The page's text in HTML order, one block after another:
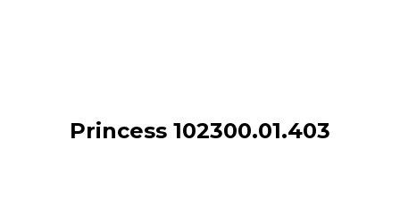
Princess 102300.01.403